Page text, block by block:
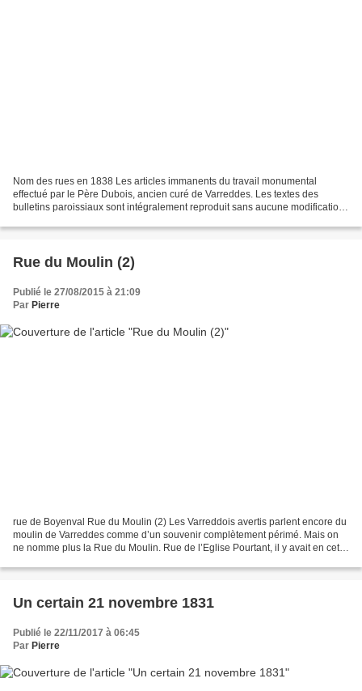
Nom des rues en 1838 Les articles immanents du travail monumental
effectué par le Père Dubois, ancien curé de Varreddes. Les textes des
bulletins paroissiaux sont intégralement reproduit sans aucune modification ;
Rue du Moulin (2)
Publié le 27/08/2015 à 21:09
Par Pierre
rue de Boyenval Rue du Moulin (2) Les Varreddois avertis parlent encore du
moulin de Varreddes comme d’un souvenir complètement périmé. Mais on
ne nomme plus la Rue du Moulin. Rue de l’Eglise Pourtant, il y avait en cette
Un certain 21 novembre 1831
Publié le 22/11/2017 à 06:45
Par Pierre